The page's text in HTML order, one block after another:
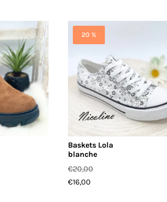
20 %
Baskets Lola
blanche
€20,00
€16,00